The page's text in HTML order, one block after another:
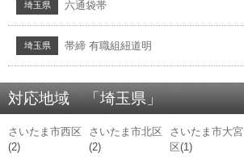
埼玉県 六通袋帯
埼玉県 帯締 有職組紐道明
対応地域 「埼玉県」
さいたま市西区
(2)
さいたま市北区
(2)
さいたま市大宮
区(1)